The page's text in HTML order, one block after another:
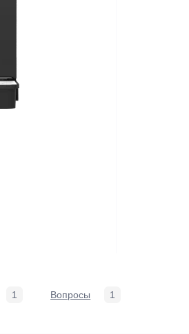
1 Вопросы 1